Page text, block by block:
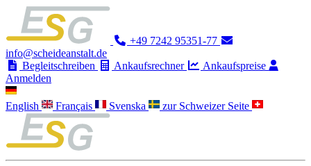
+49 7242 95351-77
info@scheideanstalt.de
Begleitschreiben
Ankaufsrechner
Ankaufspreise
Anmelden
English Français Svenska zur Schweizer Seite